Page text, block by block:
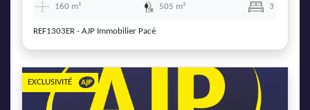
160 m² 505 m² 3
REF1303ER - AJP Immobilier Pacé
EXCLUSIVITÉ